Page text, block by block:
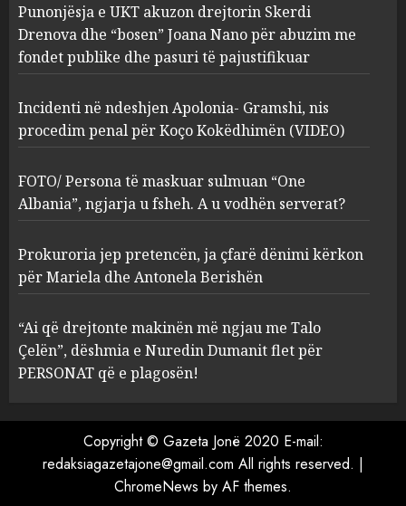
2
Apolonia- Gramshi, nis
procedim penal për Koço
Kokëdhimën (VIDEO)
MARCH 27, 2025
3
FOTO/ Persona të maskuar
sulmuan “One Albania”,
ngjarja u fsheh. A u vodhën
serverat?
MARCH 25, 2025
4
Prokuroria jep pretencën, ja
çfarë dënimi kërkon për
Berishën
MARCH 25, 2025
ngjau me Talo Çelën”,
dëshmia e Nuredin Dumanit
flet për PERSONAT që e
plagosën!
Punonjësja e UKT akuzon drejtorin Skerdi
Drenova dhe “bosen” Joana Nano për abuzim me
fondet publike dhe pasuri të pajustifikuar
Incidenti në ndeshjen Apolonia- Gramshi, nis
procedim penal për Koço Kokëdhimën (VIDEO)
FOTO/ Persona të maskuar sulmuan “One
Albania”, ngjarja u fsheh. A u vodhën serverat?
Prokuroria jep pretencën, ja çfarë dënimi kërkon
për Mariela dhe Antonela Berishën
“Ai që drejtonte makinën më ngjau me Talo
Çelën”, dëshmia e Nuredin Dumanit flet për
PERSONAT që e plagosën!
Copyright © Gazeta Jonë 2020 E-mail:
redaksiagazetajone@gmail.com All rights reserved. |
ChromeNews by AF themes.